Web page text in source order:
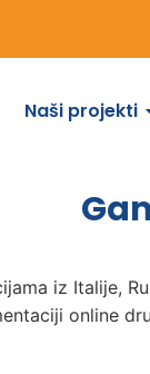
Naši projekti
iz Italije,
online